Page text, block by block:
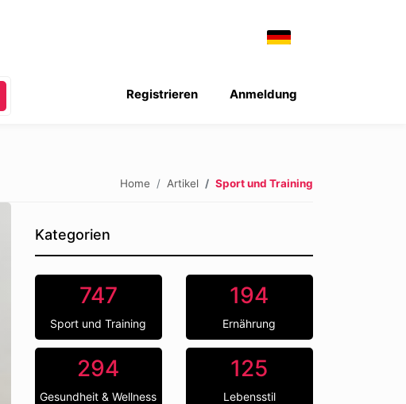
Anmeldung
Registrieren
Home Artikel Sport und Training
Kategorien
747
Sport und Training
194
Ernährung
294
Gesundheit & Wellness
125
Lebensstil